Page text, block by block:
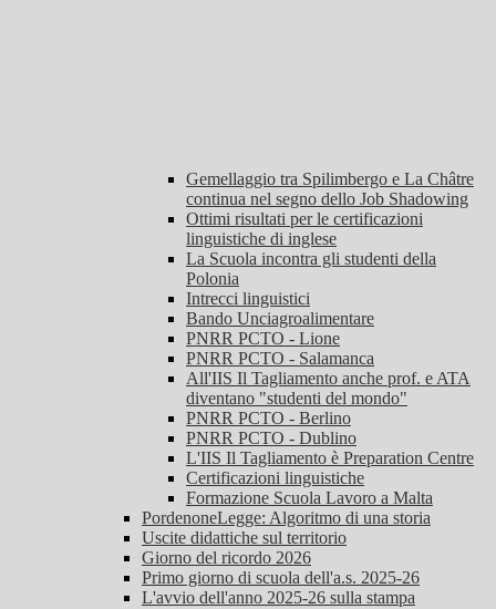
Gemellaggio tra Spilimbergo e La Châtre
continua nel segno dello Job Shadowing
Ottimi risultati per le certificazioni
linguistiche di inglese
La Scuola incontra gli studenti della
Polonia
Intrecci linguistici
Bando Unciagroalimentare
PNRR PCTO - Lione
PNRR PCTO - Salamanca
All'IIS Il Tagliamento anche prof. e ATA
diventano "studenti del mondo"
PNRR PCTO - Berlino
PNRR PCTO - Dublino
L'IIS Il Tagliamento è Preparation Centre
Certificazioni linguistiche
Formazione Scuola Lavoro a Malta
PordenoneLegge: Algoritmo di una storia
Uscite didattiche sul territorio
Giorno del ricordo 2026
Primo giorno di scuola dell'a.s. 2025-26
L'avvio dell'anno 2025-26 sulla stampa